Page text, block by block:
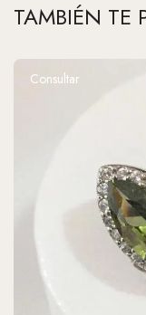
TAMBIÉN TE
Consultar